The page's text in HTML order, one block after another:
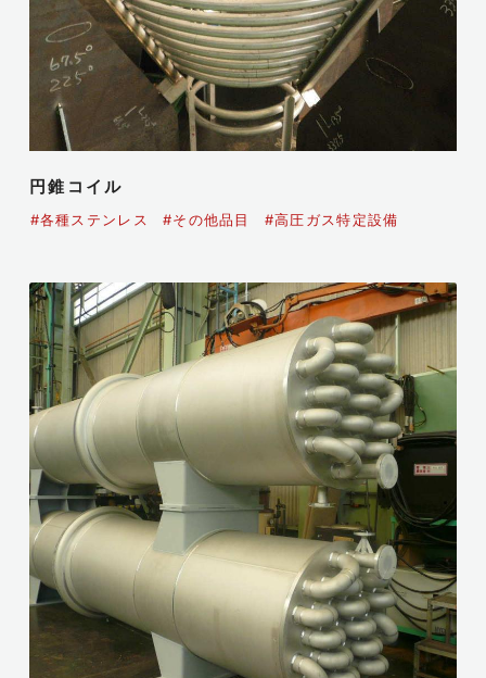
円錐コイル
#各種ステンレス #その他品目 #高圧ガス特定設備